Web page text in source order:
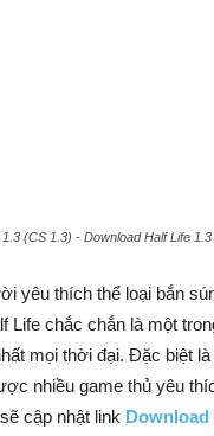
(CS 1.3) - Download Half Life
yêu thích thể loại bắn
Life chắc chắn là một
mọi thời đại. Đặc biệt là
nhiều game thủ yêu
sẽ cập nhật link Download